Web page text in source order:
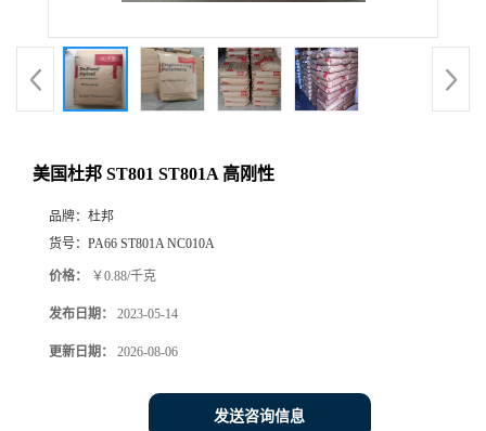
美国杜邦 ST801 ST801A 高刚性
品牌： 杜邦
货号： PA66 ST801A NC010A
价格： ￥0.88/千克
发布日期： 2023-05-14
更新日期： 2026-08-06
发送咨询信息